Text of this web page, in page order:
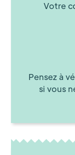
Votre
Pensez à
si vous